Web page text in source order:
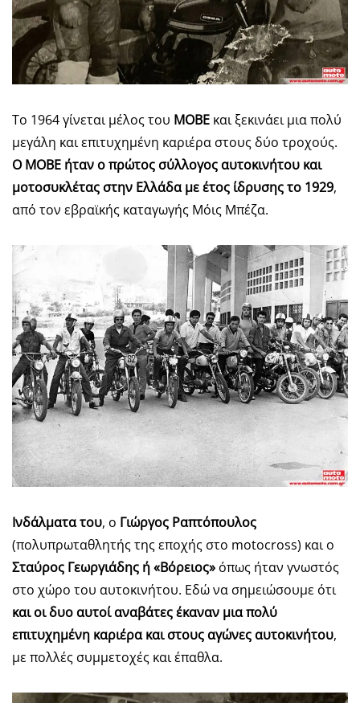
Το 1964 γίνεται μέλος του ΜΟΒΕ και ξεκινάει μια πολύ
μεγάλη και επιτυχημένη καριέρα στους δύο τροχούς.
Ο ΜΟΒΕ ήταν ο πρώτος σύλλογος αυτοκινήτου και
μοτοσυκλέτας στην Ελλάδα με έτος ίδρυσης το 1929,
από τον εβραϊκής καταγωγής Μόις Μπέζα.
Ινδάλματα του, ο Γιώργος Ραπτόπουλος
(πολυπρωταθλητής της εποχής στο motocross) και ο
Σταύρος Γεωργιάδης ή «Βόρειος» όπως ήταν γνωστός
στο χώρο του αυτοκινήτου. Εδώ να σημειώσουμε ότι
και οι δυο αυτοί αναβάτες έκαναν μια πολύ
επιτυχημένη καριέρα και στους αγώνες αυτοκινήτου,
με πολλές συμμετοχές και έπαθλα.